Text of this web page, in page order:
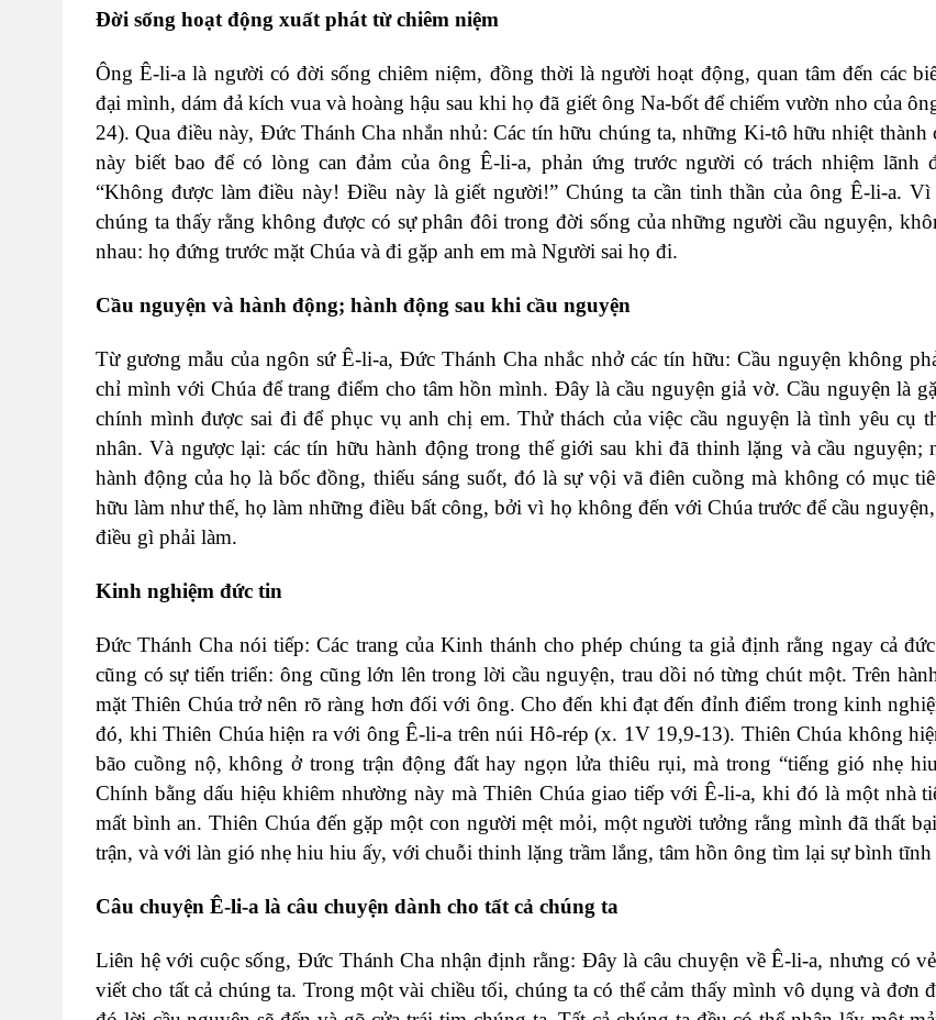
Đời sống hoạt động xuất phát từ chiêm niệm
Ông Ê-li-a là người có đời sống chiêm niệm, đồng thời là người hoạt động, quan tâm đến các
đại mình, dám đả kích vua và hoàng hậu sau khi họ đã giết ông Na-bốt để chiếm vườn nho của
24). Qua điều này, Đức Thánh Cha nhắn nhủ: Các tín hữu chúng ta, những Ki-tô hữu nhiệt thành
này biết bao để có lòng can đảm của ông Ê-li-a, phản ứng trước người có trách nhiệm lãnh
“Không được làm điều này! Điều này là giết người!” Chúng ta cần tinh thần của ông Ê-li-a. Vì
chúng ta thấy rằng không được có sự phân đôi trong đời sống của những người cầu nguyện,
nhau: họ đứng trước mặt Chúa và đi gặp anh em mà Người sai họ đi.
Cầu nguyện và hành động; hành động sau khi cầu nguyện
Từ gương mẫu của ngôn sứ Ê-li-a, Đức Thánh Cha nhắc nhở các tín hữu: Cầu nguyện không
chỉ mình với Chúa để trang điểm cho tâm hồn mình. Đây là cầu nguyện giả vờ. Cầu nguyện là
chính mình được sai đi để phục vụ anh chị em. Thử thách của việc cầu nguyện là tình yêu cụ
nhân. Và ngược lại: các tín hữu hành động trong thế giới sau khi đã thinh lặng và cầu nguyện;
hành động của họ là bốc đồng, thiếu sáng suốt, đó là sự vội vã điên cuồng mà không có mục
hữu làm như thế, họ làm những điều bất công, bởi vì họ không đến với Chúa trước để cầu
điều gì phải làm.
Kinh nghiệm đức tin
Đức Thánh Cha nói tiếp: Các trang của Kinh thánh cho phép chúng ta giả định rằng ngay cả
cũng có sự tiến triển: ông cũng lớn lên trong lời cầu nguyện, trau dồi nó từng chút một. Trên
mặt Thiên Chúa trở nên rõ ràng hơn đối với ông. Cho đến khi đạt đến đỉnh điểm trong kinh
đó, khi Thiên Chúa hiện ra với ông Ê-li-a trên núi Hô-rép (x. 1V 19,9-13). Thiên Chúa không
bão cuồng nộ, không ở trong trận động đất hay ngọn lửa thiêu rụi, mà trong “tiếng gió nhẹ
Chính bằng dấu hiệu khiêm nhường này mà Thiên Chúa giao tiếp với Ê-li-a, khi đó là một nhà
mất bình an. Thiên Chúa đến gặp một con người mệt mỏi, một người tưởng rằng mình đã thất
trận, và với làn gió nhẹ hiu hiu ấy, với chuỗi thinh lặng trầm lắng, tâm hồn ông tìm lại sự bình
Câu chuyện Ê-li-a là câu chuyện dành cho tất cả chúng ta
Liên hệ với cuộc sống, Đức Thánh Cha nhận định rằng: Đây là câu chuyện về Ê-li-a, nhưng có
viết cho tất cả chúng ta. Trong một vài chiều tối, chúng ta có thể cảm thấy mình vô dụng và đơn